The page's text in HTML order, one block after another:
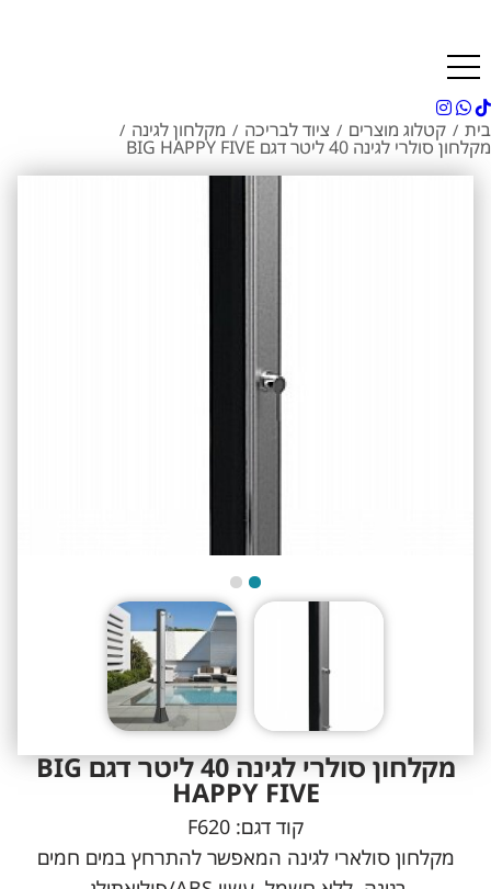
בית / קטלוג מוצרים / ציוד לבריכה / מקלחון לגינה /
מקלחון סולרי לגינה 40 ליטר דגם BIG HAPPY FIVE
מקלחון סולרי לגינה 40 ליטר דגם BIG
HAPPY FIVE
קוד דגם: F620
מקלחון סולארי לגינה המאפשר להתרחץ במים חמים